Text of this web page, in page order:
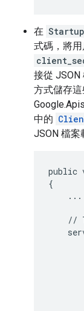
在
式碼，將
接從
方式儲存
中的
JSON 檔案
public
{
    ...
//